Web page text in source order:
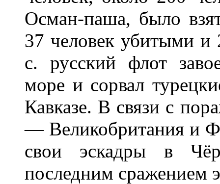
Осман-паша, было
37 человек убитыми
с. русский флот
море и сорвал
Кавказе. В связи с
— Великобритания и
свои эскадры в
последним сражением